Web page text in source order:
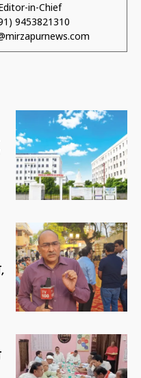
in-Chief
9453821310